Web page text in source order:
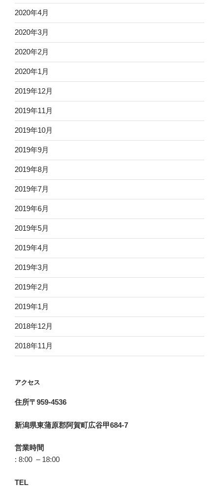
2020年4月
2020年3月
2020年2月
2020年1月
2019年12月
2019年11月
2019年10月
2019年9月
2019年8月
2019年7月
2019年6月
2019年5月
2019年4月
2019年3月
2019年2月
2019年1月
2018年12月
2018年11月
アクセス
住所〒959-4536
新潟県東蒲原郡阿賀町広谷甲684-7
営業時間
: 8:00 – 18:00
TEL